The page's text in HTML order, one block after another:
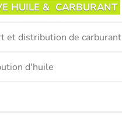
HUILE & CARBURANT
et distribution de carburant
d'huile